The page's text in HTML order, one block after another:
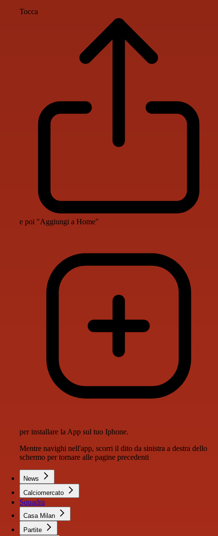
Tocca
e poi "Aggiungi a Home"
per installare la App sul tuo Iphone.
Mentre navighi nell'app, scorri il dito da sinistra a destra dello
schermo per tornare alle pagine precedenti
News
Calciomercato
Squadra
Casa Milan
Partite